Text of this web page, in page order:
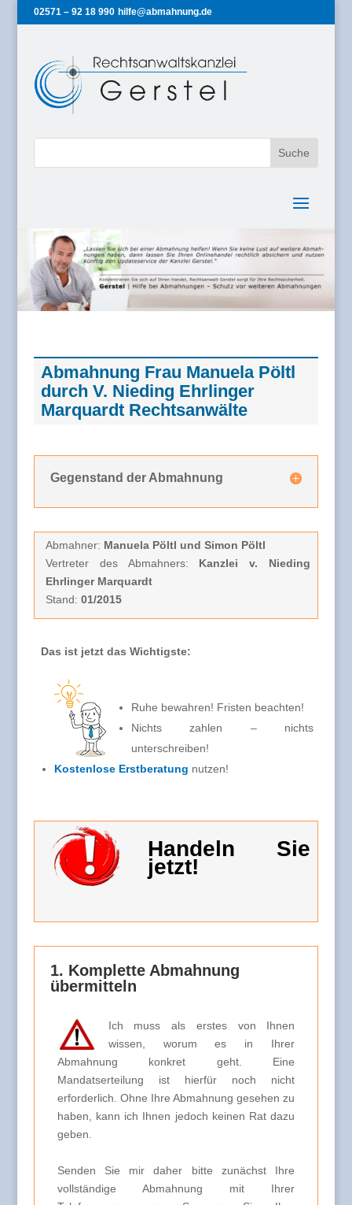
02571 – 92 18 990 hilfe@abmahnung.de
Abmahnung Frau Manuela Pöltl
durch V. Nieding Ehrlinger
Marquardt Rechtsanwälte
Gegenstand der Abmahnung
Abmahner: Manuela Pöltl und Simon Pöltl
Vertreter des Abmahners: Kanzlei v. Nieding
Ehrlinger Marquardt
Stand: 01/2015
Das ist jetzt das Wichtigste:
Ruhe bewahren! Fristen beachten!
Nichts zahlen – nichts
unterschreiben!
Kostenlose Erstberatung nutzen!
Handeln Sie
jetzt!
1. Komplette Abmahnung
übermitteln
Ich muss als erstes von Ihnen
wissen, worum es in Ihrer
Abmahnung konkret geht. Eine
Mandatserteilung ist hierfür noch nicht
erforderlich. Ohne Ihre Abmahnung gesehen zu
haben, kann ich Ihnen jedoch keinen Rat dazu
geben.
Senden Sie mir daher bitte zunächst Ihre
vollständige Abmahnung mit Ihrer